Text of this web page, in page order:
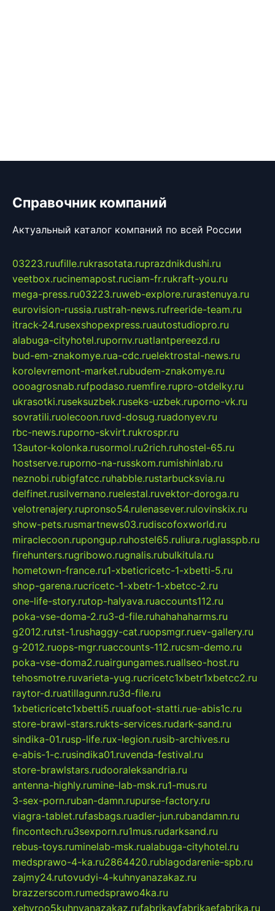
Справочник компаний
Актуальный каталог компаний по всей России
03223.ruufille.rukrasotata.ruprazdnikdushi.ru
veetbox.rucinemapost.ruciam-fr.rukraft-you.ru
mega-press.ru03223.ruweb-explore.rurastenuya.ru
eurovision-russia.rustrah-news.rufreeride-team.ru
itrack-24.rusexshopexpress.ruautostudiopro.ru
alabuga-cityhotel.rupornv.ruatlantpereezd.ru
bud-em-znakomye.rua-cdc.ruelektrostal-news.ru
korolevremont-market.rubudem-znakomye.ru
oooagrosnab.rufpodaso.ruemfire.rupro-otdelky.ru
ukrasotki.ruseksuzbek.ruseks-uzbek.ruporno-vk.ru
sovratili.ruolecoon.ruvd-dosug.ruadonyev.ru
rbc-news.ruporno-skvirt.rukrospr.ru
13autor-kolonka.rusormol.ru2rich.ruhostel-65.ru
hostserve.ruporno-na-russkom.rumishinlab.ru
neznobi.rubigfatcc.ruhabble.rustarbucksvia.ru
delfinet.rusilvernano.ruelestal.ruvektor-doroga.ru
velotrenajery.rupronso54.rulenasever.rulovinskix.ru
show-pets.rusmartnews03.rudiscofoxworld.ru
miraclecoon.rupongup.ruhostel65.ruliura.ruglasspb.ru
firehunters.rugribowo.rugnalis.rubulkitula.ru
hometown-france.ru1-xbeticricetc-1-xbetti-5.ru
shop-garena.rucricetc-1-xbetr-1-xbetcc-2.ru
one-life-story.rutop-halyava.ruaccounts112.ru
poka-vse-doma-2.ru3-d-file.ruhahahaharms.ru
g2012.rutst-1.rushaggy-cat.ruopsmgr.ruev-gallery.ru
g-2012.ruops-mgr.ruaccounts-112.rucsm-demo.ru
poka-vse-doma2.ruairgungames.ruallseo-host.ru
tehosmotre.ruvarieta-yug.rucricetc1xbetr1xbetcc2.ru
raytor-d.ruatillagunn.ru3d-file.ru
1xbeticricetc1xbetti5.ruuafoot-statti.rue-abis1c.ru
store-brawl-stars.rukts-services.rudark-sand.ru
sindika-01.rusp-life.rux-legion.rusib-archives.ru
e-abis-1-c.rusindika01.ruvenda-festival.ru
store-brawlstars.rudooraleksandria.ru
antenna-highly.rumine-lab-msk.ru1-mus.ru
3-sex-porn.ruban-damn.rupurse-factory.ru
viagra-tablet.rufasbags.ruadler-jun.rubandamn.ru
fincontech.ru3sexporn.ru1mus.rudarksand.ru
rebus-toys.ruminelab-msk.rualabuga-cityhotel.ru
medsprawo-4-ka.ru2864420.rublagodarenie-spb.ru
zajmy24.rutovudyi-4-kuhnyanazakaz.ru
brazzerscom.rumedsprawo4ka.ru
xehyroo5kuhnyanazakaz.rufabrikayfabrikaefabrika.ru